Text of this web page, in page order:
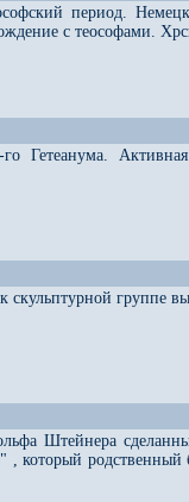
период.
с теософами.
Гетеанума.
скульптурной
Штейнера
который